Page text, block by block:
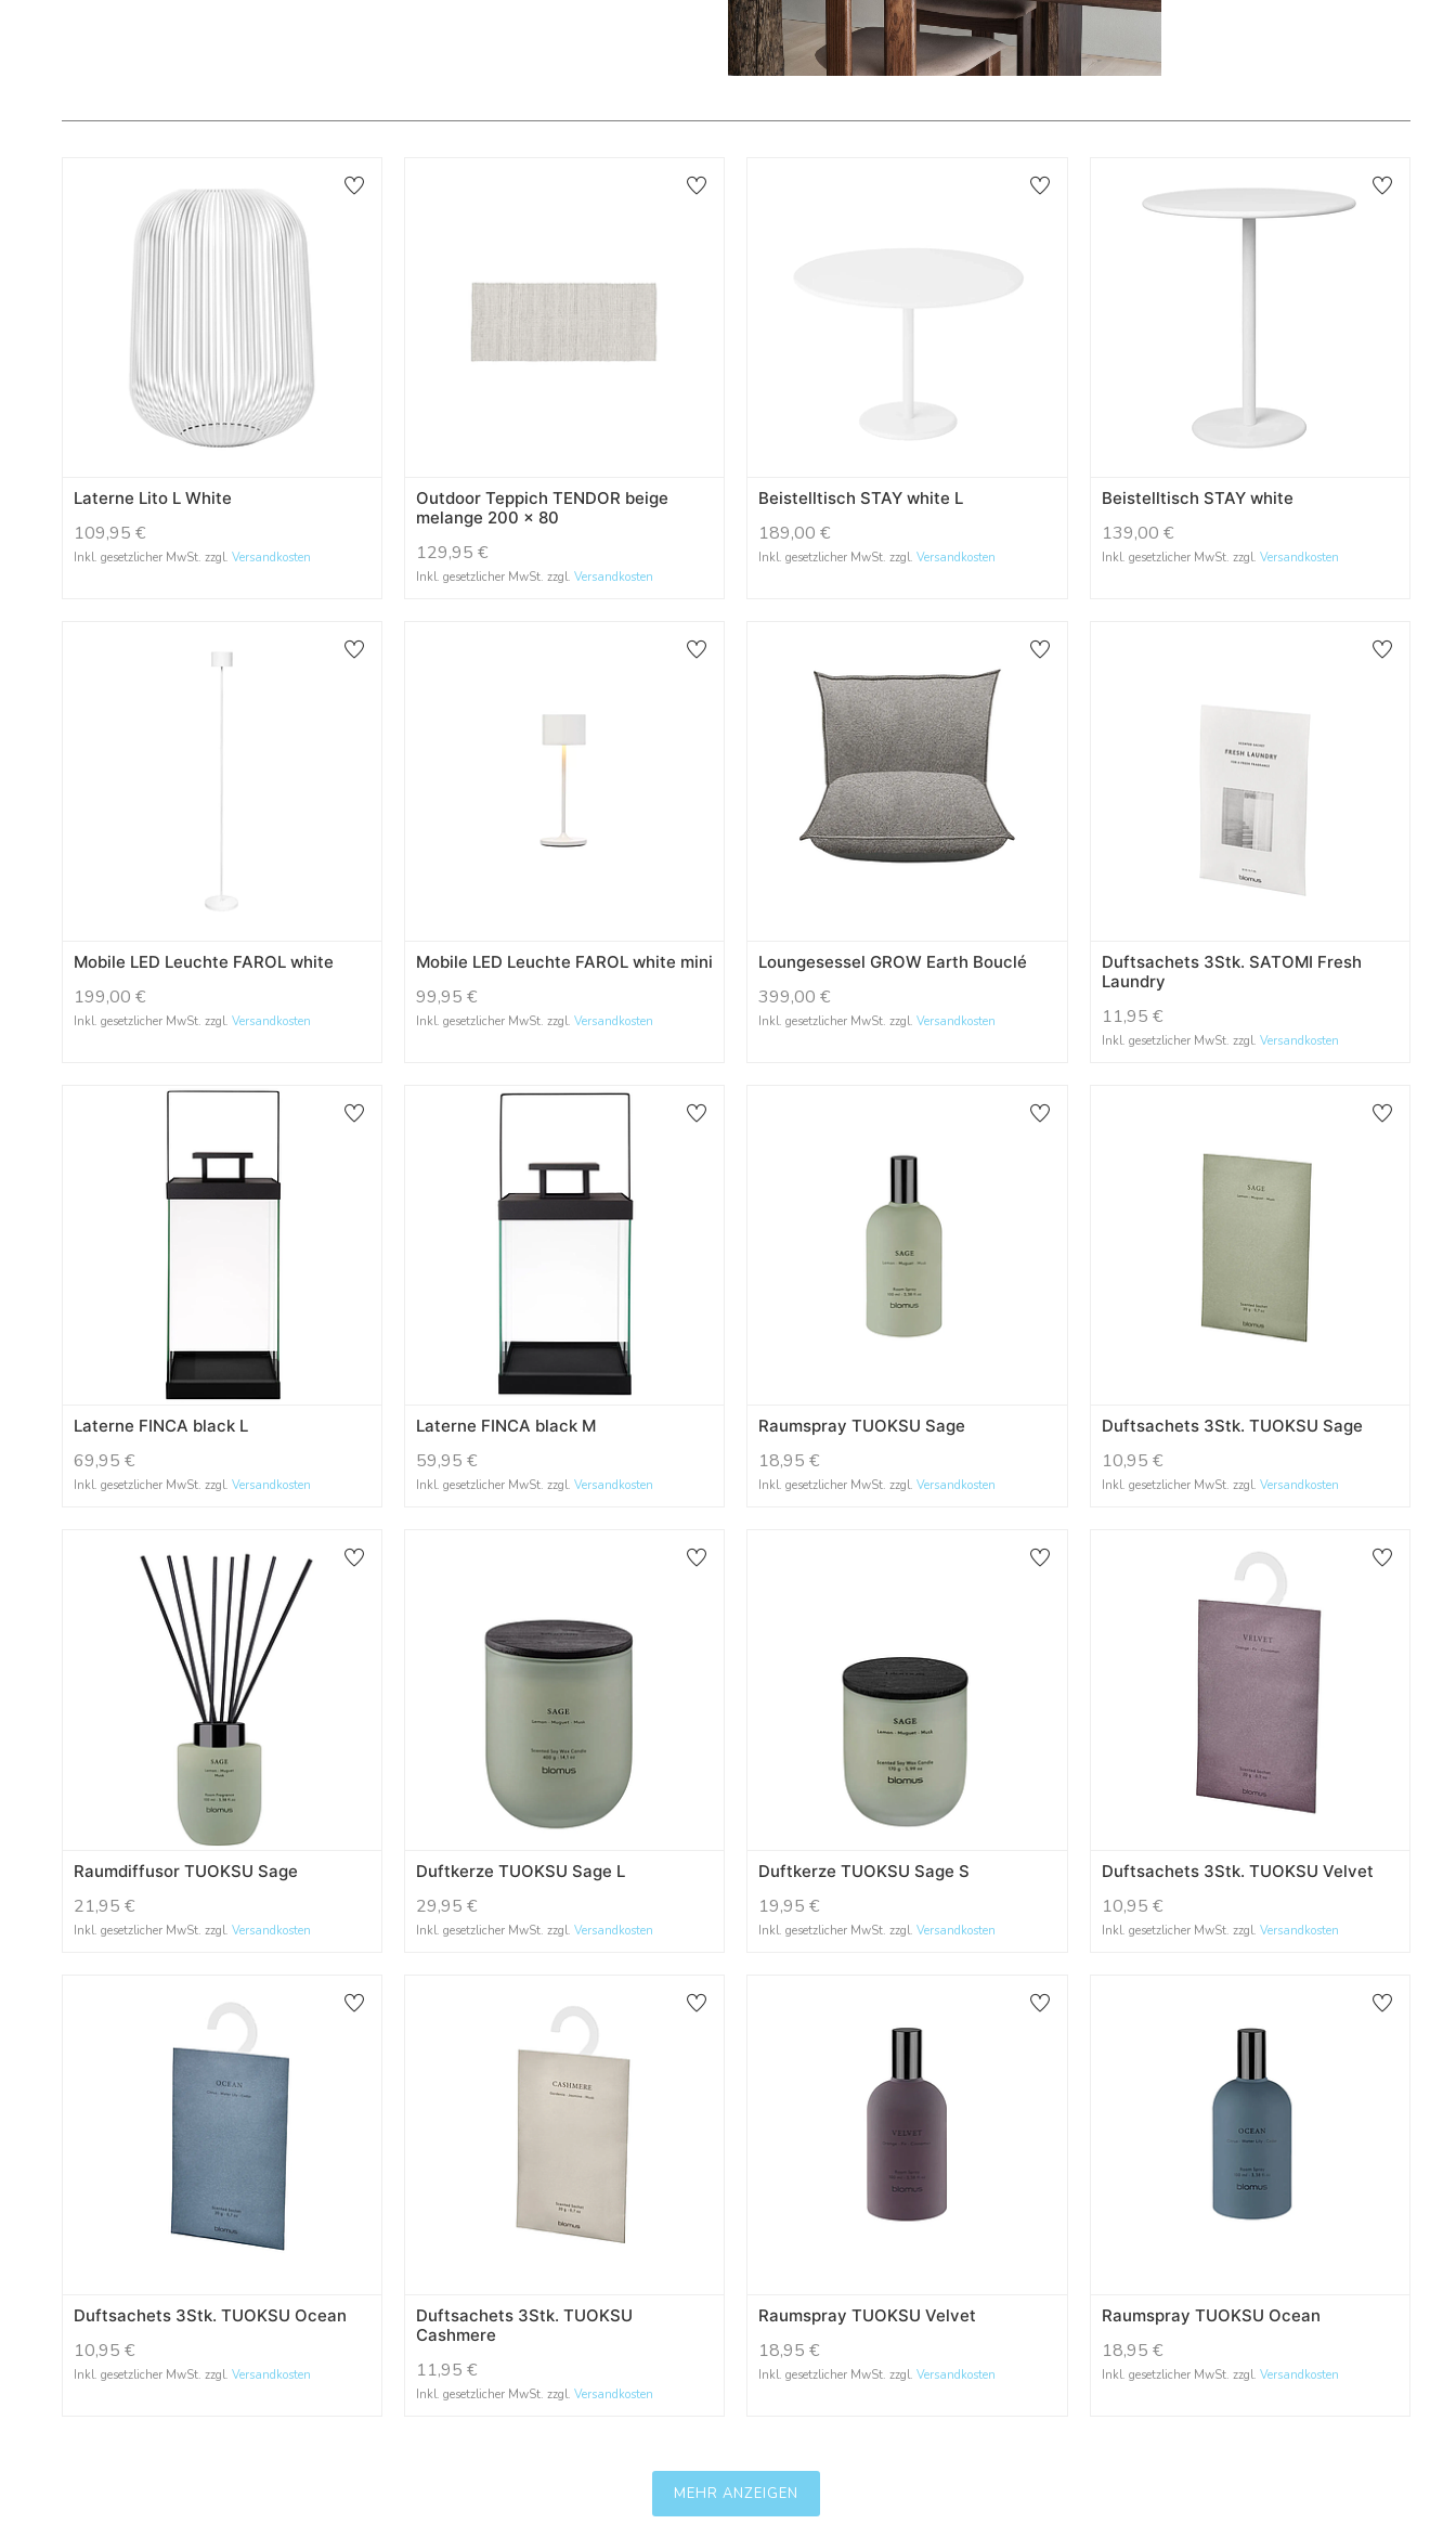
Laterne Lito L White
109,95 €
Inkl. gesetzlicher MwSt. zzgl. Versandkosten
Outdoor Teppich TENDOR beige
melange 200 x 80
129,95 €
Inkl. gesetzlicher MwSt. zzgl.Versandkosten
Beistelltisch STAY white L
189,00 €
Inkl. gesetzlicher MwSt. zzgl.Versandkosten
Beistelltisch STAY white
139,00 €
Inkl. gesetzlicher MwSt. zzgl. Versandkosten
Mobile LED Leuchte FAROL white
199,00 €
Inkl. gesetzlicher MwSt. zzgl. Versandkosten
Mobile LED Leuchte FAROL white mini
99,95 €
Inkl. gesetzlicher MwSt. zzgl.Versandkosten
Loungesessel GROW Earth Bouclé
399,00 €
Inkl. gesetzlicher MwSt. zzgl.Versandkosten
Duftsachets 3Stk. SATOMI Fresh
Laundry
11,95 €
Inkl. gesetzlicher MwSt. zzgl. Versandkosten
Laterne FINCA black L
69,95 €
Inkl. gesetzlicher MwSt. zzgl. Versandkosten
Laterne FINCA black M
59,95 €
Inkl. gesetzlicher MwSt. zzgl.Versandkosten
Raumspray TUOKSU Sage
18,95 €
Inkl. gesetzlicher MwSt. zzgl.Versandkosten
Duftsachets 3Stk. TUOKSU Sage
10,95 €
Inkl. gesetzlicher MwSt. zzgl. Versandkosten
Raumdiffusor TUOKSU Sage
21,95 €
Inkl. gesetzlicher MwSt. zzgl. Versandkosten
Duftkerze TUOKSU Sage L
29,95 €
Inkl. gesetzlicher MwSt. zzgl.Versandkosten
Duftkerze TUOKSU Sage S
19,95 €
Inkl. gesetzlicher MwSt. zzgl.Versandkosten
Duftsachets 3Stk. TUOKSU Velvet
10,95 €
Inkl. gesetzlicher MwSt. zzgl. Versandkosten
Duftsachets 3Stk. TUOKSU Ocean
10,95 €
Inkl. gesetzlicher MwSt. zzgl. Versandkosten
Duftsachets 3Stk. TUOKSU
Cashmere
11,95 €
Inkl. gesetzlicher MwSt. zzgl.Versandkosten
Raumspray TUOKSU Velvet
18,95 €
Inkl. gesetzlicher MwSt. zzgl.Versandkosten
Raumspray TUOKSU Ocean
18,95 €
Inkl. gesetzlicher MwSt. zzgl. Versandkosten
MEHR ANZEIGEN